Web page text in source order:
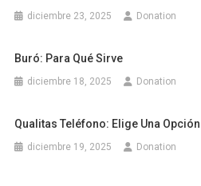
diciembre 23, 2025 Donation
Buró: Para Qué Sirve
diciembre 18, 2025 Donation
Qualitas Teléfono: Elige Una
diciembre 19, 2025 Donation